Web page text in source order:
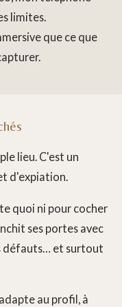
t
e
e
limites.
que ce que
lieu. C'est un
d'expiation.
quoi ni pour cocher
ses portes avec
défauts… et surtout
au profil, à